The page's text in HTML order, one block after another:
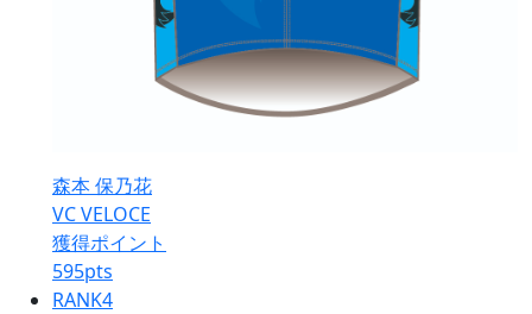
森本 保乃花
VC VELOCE
獲得ポイント
595pts
RANK4